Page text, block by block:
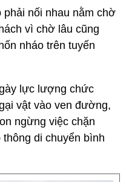
nối nhau nằm chờ
vì chờ lâu cũng
nháo trên tuyến
lực lượng chức
vật vào ven đường,
ngừng việc chặn
di chuyển bình